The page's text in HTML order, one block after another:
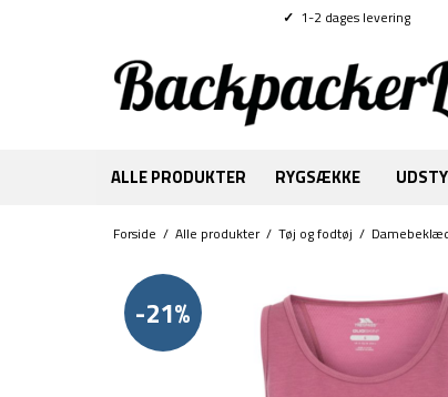
✓ 1-2 dages levering
ALLE PRODUKTER RYGSÆKKE
Forside / Alle produkter/ Tøj og fodtøj /
-21%